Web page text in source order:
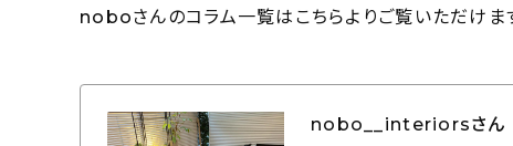
noboさんのコラム一覧はこちらよりご覧いただけま
nobo__interiorsさん